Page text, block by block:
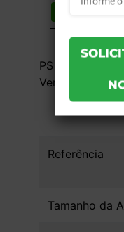
PS Cristal
Verniz - 10 unid
Referência
Tamanho da